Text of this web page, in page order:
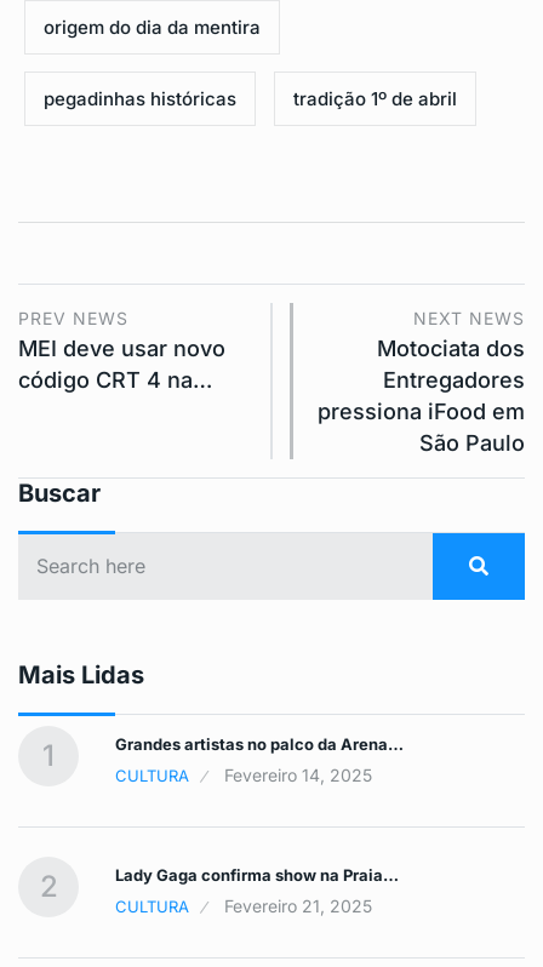
origem do dia da mentira
pegadinhas históricas tradição 1º de abril
PREV NEWS
MEI deve usar novo
código CRT 4 na…
NEXT NEWS
Motociata dos
Entregadores
pressiona iFood em
São Paulo
Buscar
Mais Lidas
1
Grandes artistas no palco da Arena…
CULTURA
Fevereiro 14, 2025
2
Lady Gaga confirma show na Praia…
CULTURA
Fevereiro 21, 2025